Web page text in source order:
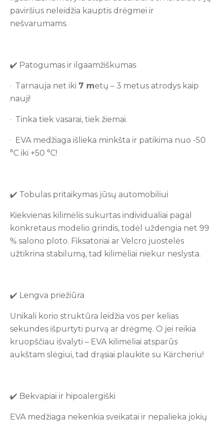
paviršius neleidžia kauptis drėgmei ir
nešvarumams.
✔️ Patogumas ir ilgaamžiškumas
· Tarnauja net iki 7 metų – 3 metus atrodys kaip
nauji!
· Tinka tiek vasarai, tiek žiemai.
· EVA medžiaga išlieka minkšta ir patikima nuo -50
°C iki +50 °C!
✔️ Tobulas pritaikymas jūsų automobiliui
Kiekvienas kilimėlis sukurtas individualiai pagal
konkretaus modelio grindis, todėl uždengia net 99
% salono ploto. Fiksatoriai ar Velcro juostelės
užtikrina stabilumą, tad kilimėliai niekur neslysta.
✔️ Lengva priežiūra
Unikali korio struktūra leidžia vos per kelias
sekundes išpurtyti purvą ar drėgmę. O jei reikia
kruopščiau išvalyti – EVA kilimėliai atsparūs
aukštam slėgiui, tad drąsiai plaukite su Kärcheriu!
✔️ Bekvapiai ir hipoalergiški
EVA medžiaga nekenkia sveikatai ir nepalieka jokių